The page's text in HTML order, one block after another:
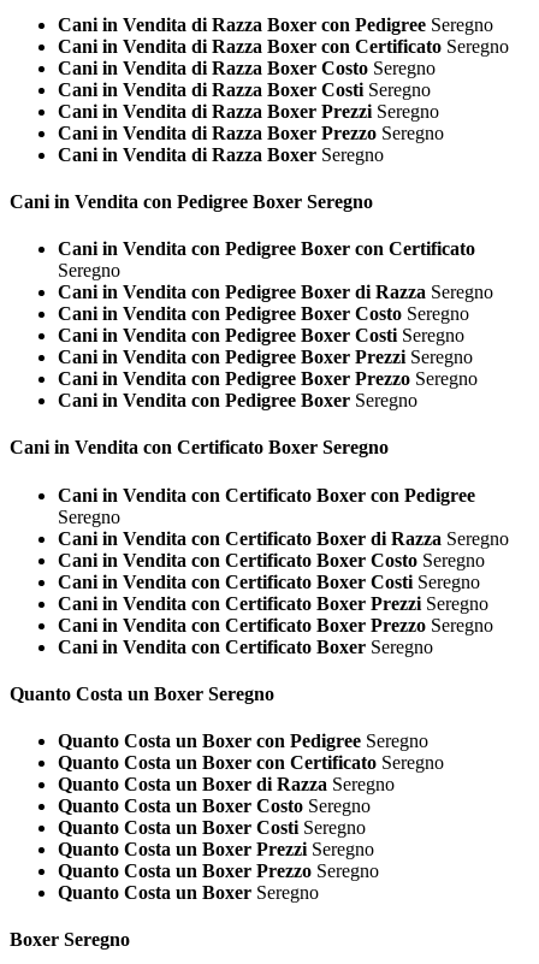
Cani in Vendita di Razza Boxer con Pedigree Seregno
Cani in Vendita di Razza Boxer con Certificato Seregno
Cani in Vendita di Razza Boxer Costo Seregno
Cani in Vendita di Razza Boxer Costi Seregno
Cani in Vendita di Razza Boxer Prezzi Seregno
Cani in Vendita di Razza Boxer Prezzo Seregno
Cani in Vendita di Razza Boxer Seregno
Cani in Vendita con Pedigree Boxer Seregno
Cani in Vendita con Pedigree Boxer con Certificato
Seregno
Cani in Vendita con Pedigree Boxer di Razza Seregno
Cani in Vendita con Pedigree Boxer Costo Seregno
Cani in Vendita con Pedigree Boxer Costi Seregno
Cani in Vendita con Pedigree Boxer Prezzi Seregno
Cani in Vendita con Pedigree Boxer Prezzo Seregno
Cani in Vendita con Pedigree Boxer Seregno
Cani in Vendita con Certificato Boxer Seregno
Cani in Vendita con Certificato Boxer con Pedigree
Seregno
Cani in Vendita con Certificato Boxer di Razza Seregno
Cani in Vendita con Certificato Boxer Costo Seregno
Cani in Vendita con Certificato Boxer Costi Seregno
Cani in Vendita con Certificato Boxer Prezzi Seregno
Cani in Vendita con Certificato Boxer Prezzo Seregno
Cani in Vendita con Certificato Boxer Seregno
Quanto Costa un Boxer Seregno
Quanto Costa un Boxer con Pedigree Seregno
Quanto Costa un Boxer con Certificato Seregno
Quanto Costa un Boxer di Razza Seregno
Quanto Costa un Boxer Costo Seregno
Quanto Costa un Boxer Costi Seregno
Quanto Costa un Boxer Prezzi Seregno
Quanto Costa un Boxer Prezzo Seregno
Quanto Costa un Boxer Seregno
Boxer Seregno